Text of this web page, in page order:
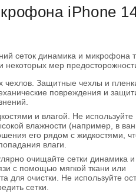
iPhone
сеток динамика и микрофона
некоторых мер
чехлов. Защитные чехлы и
повреждения и
и влагой. Не используйте
влажности (например, в
его рядом с жидкостями,
влаги.
очищайте сетки динамика и
с помощью мягкой ткани или
для очистки. Не используйте
сетки.